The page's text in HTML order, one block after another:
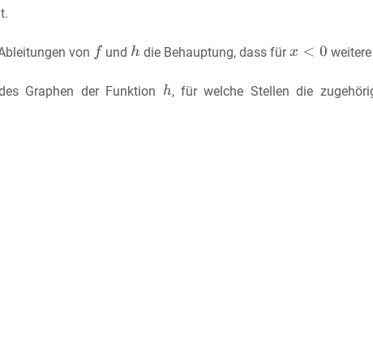
von und die Behauptung, dass für
Graphen der Funktion , für welche Stellen die